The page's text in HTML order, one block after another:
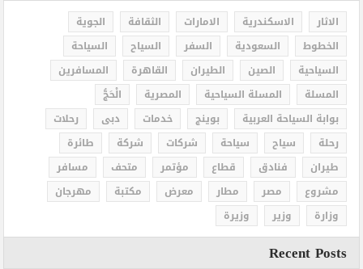
الاثار الاسكندرية الامارات الثقافة
الجوية
الخطوط
السعودية السفر السياح
السياحة
السياحية
الصين الطيران القاهرة
المسافرين
المسلة
المسلة السياحية المصرية
الْحَجُّ
بوابة السياحة العربية
بوينج خدمات دبى
رحلات
رحلة
سياح سياحة شركات شركة
طائرة
طيران
فنادق قطاع مؤتمر متحف
مسافر
مشروع
مصر مطار معرض مكتبة
مهرجان
وزارة
وزير وزيرة
Recent Posts